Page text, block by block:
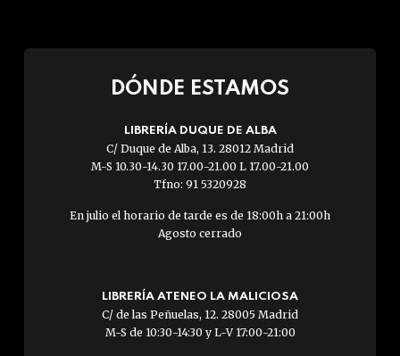
DÓNDE ESTAMOS
LIBRERÍA DUQUE DE ALBA
C/ Duque de Alba, 13. 28012 Madrid
M-S 10.30-14.30 17.00-21.00 L 17.00-21.00
Tfno: 91 5320928
En julio el horario de tarde es de 18:00h a 21:00h
Agosto cerrado
LIBRERÍA ATENEO LA MALICIOSA
C/ de las Peñuelas, 12. 28005 Madrid
M-S de 10:30-14:30 y L-V 17:00-21:00